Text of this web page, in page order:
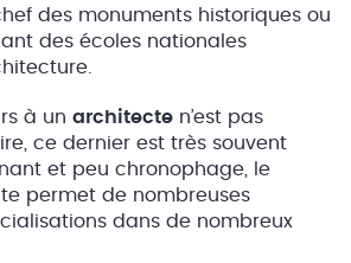
des monuments historiques ou
des écoles nationales
à un architecte n’est pas
ce dernier est très souvent
et peu chronophage, le
permet de nombreuses
dans de nombreux